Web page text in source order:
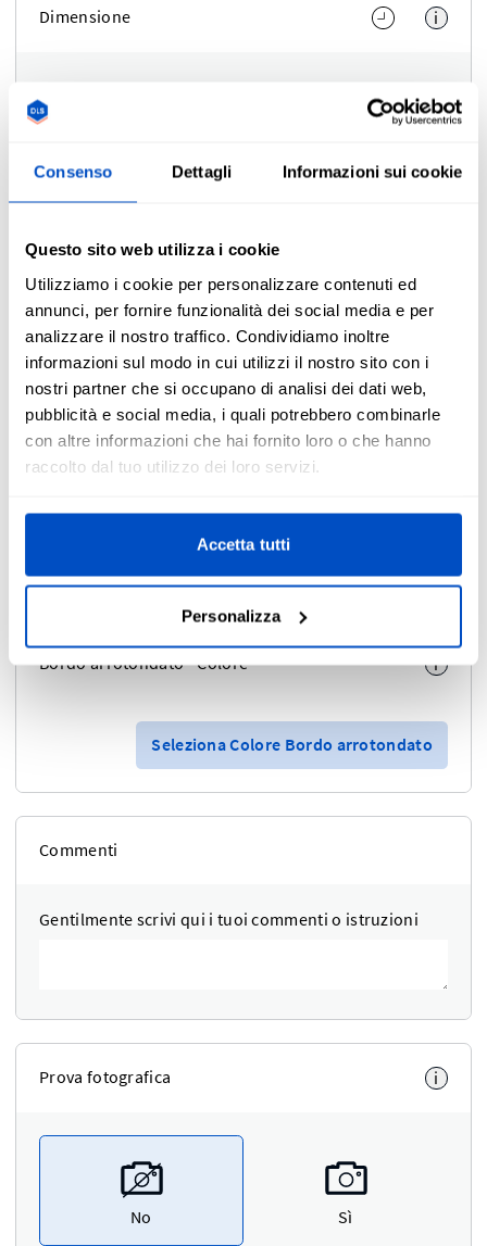
Consenso Dettagli Informazioni sui cookie
Questo sito web utilizza i cookie
Utilizziamo i cookie per personalizzare contenuti ed
annunci, per fornire funzionalità dei social media e per
analizzare il nostro traffico. Condividiamo inoltre
informazioni sul modo in cui utilizzi il nostro sito con i
nostri partner che si occupano di analisi dei dati web,
pubblicità e social media, i quali potrebbero combinarle
con altre informazioni che hai fornito loro o che hanno
raccolto dal tuo utilizzo dei loro servizi.
Accetta tutti
Personalizza
Dimensione i
Regola altezza e larghezza separatamente
Larghezza Altezza
Scala di regolazione
Regola larghezza ed altezza nello stesso tempo
0.8 cmin larghezza
Bordo arrotondato - Colore i
Seleziona Colore Bordo arrotondato
Commenti
Gentilmente scrivi qui i tuoi commenti o istruzioni
Prova fotografica i
No Sì